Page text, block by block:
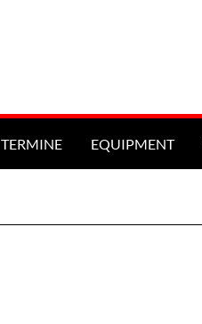
TERMINE EQUIPMENT